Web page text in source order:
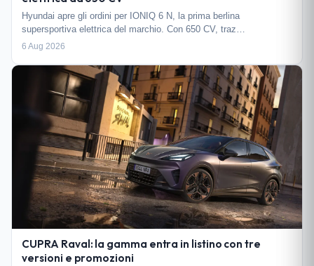
Hyundai apre gli ordini per IONIQ 6 N, la prima berlina
supersportiva elettrica del marchio. Con 650 CV, traz…
6 Aug 2026
CUPRA Raval: la gamma entra in listino con tre
versioni e promozioni